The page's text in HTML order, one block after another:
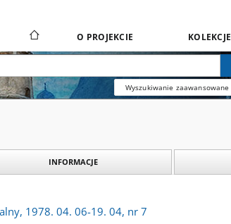
O PROJEKCIE KOLEKCJE
Wyszukiwanie zaawansowane
INFORMACJE
1978. 04. 06-19. 04, nr 7